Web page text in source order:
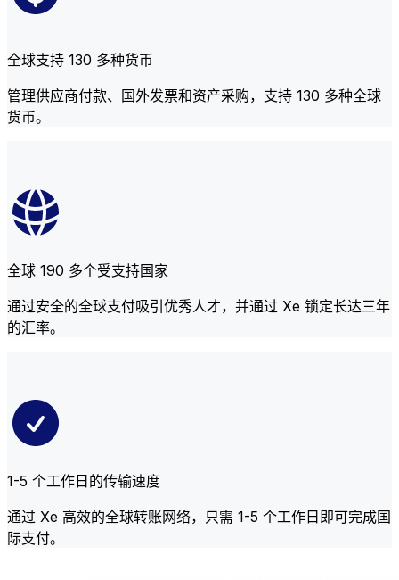
全球支持 130 多种货币
管理供应商付款、国外发票和资产采购，支持 130 多种全球
货币。
全球 190 多个受支持国家
通过安全的全球支付吸引优秀人才，并通过 Xe 锁定长达三年
的汇率。
1-5 个工作日的传输速度
通过 Xe 高效的全球转账网络，只需 1-5 个工作日即可完成国
际支付。